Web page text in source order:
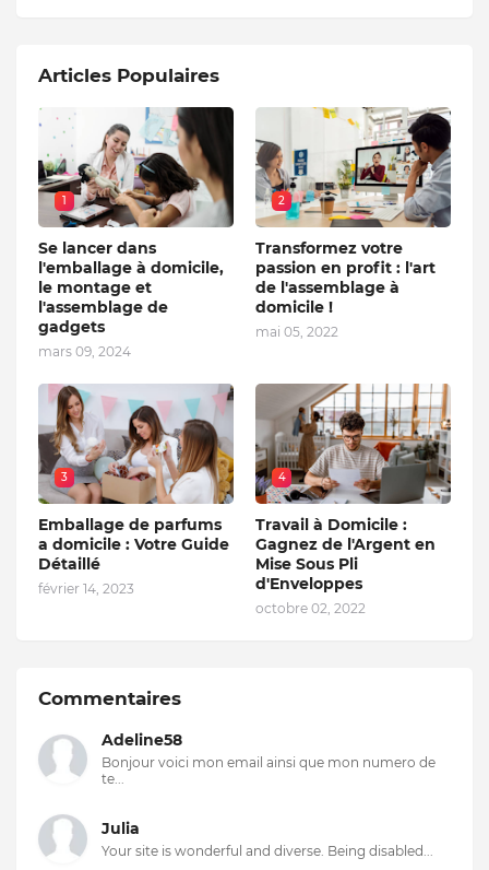
Articles Populaires
1
Se lancer dans
l'emballage à domicile,
le montage et
l'assemblage de
gadgets
mars 09, 2024
2
Transformez votre
passion en profit : l'art
de l'assemblage à
domicile !
mai 05, 2022
3
Emballage de parfums
a domicile : Votre Guide
Détaillé
février 14, 2023
4
Travail à Domicile :
Gagnez de l'Argent en
Mise Sous Pli
d'Enveloppes
octobre 02, 2022
Commentaires
Adeline58
Bonjour voici mon email ainsi que mon numero de
te...
Julia
Your site is wonderful and diverse. Being disabled...